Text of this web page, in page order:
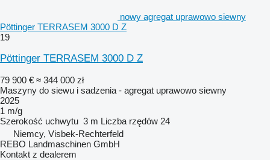
nowy agregat uprawowo siewny
Pöttinger TERRASEM 3000 D Z
19
Pöttinger TERRASEM 3000 D Z
79 900 € ≈ 344 000 zł
Maszyny do siewu i sadzenia - agregat uprawowo siewny
2025
1 m/g
Szerokość uchwytu 3 m Liczba rzędów 24
Niemcy, Visbek-Rechterfeld
REBO Landmaschinen GmbH
Kontakt z dealerem